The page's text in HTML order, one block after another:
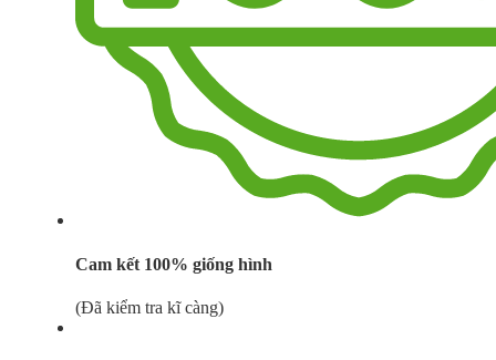
Cam kết 100% giống hình
(Đã kiểm tra kĩ càng)